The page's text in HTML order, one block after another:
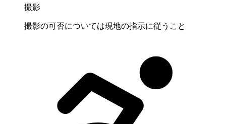
撮影
撮影の可否については現地の指示に従うこと